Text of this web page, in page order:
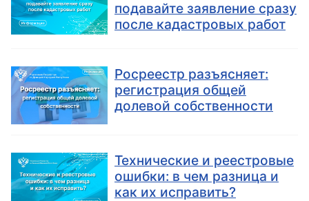
подавайте заявление сразу
после кадастровых работ
Росреестр разъясняет:
регистрация общей
долевой собственности
Технические и реестровые
ошибки: в чем разница и
как их исправить?